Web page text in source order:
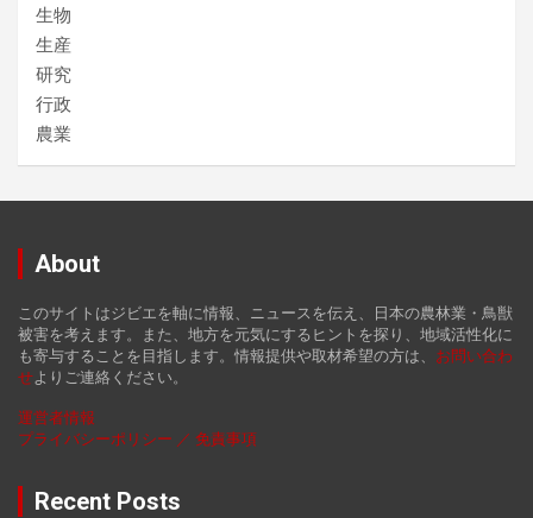
生物
生産
研究
行政
農業
About
このサイトはジビエを軸に情報、ニュースを伝え、日本の農林業・鳥獣
被害を考えます。また、地方を元気にするヒントを探り、地域活性化に
も寄与することを目指します。情報提供や取材希望の方は、 お問い合わ
せよりご連絡ください。
運営者情報
プライバシーポリシー ／ 免責事項
Recent Posts